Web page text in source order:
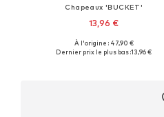
Chapeaux 'BUCKET'
13,96 €
Tailles disponibles: 55-60
À l'origine : 47,90 €
Dernier prix le plus bas :13,96 €